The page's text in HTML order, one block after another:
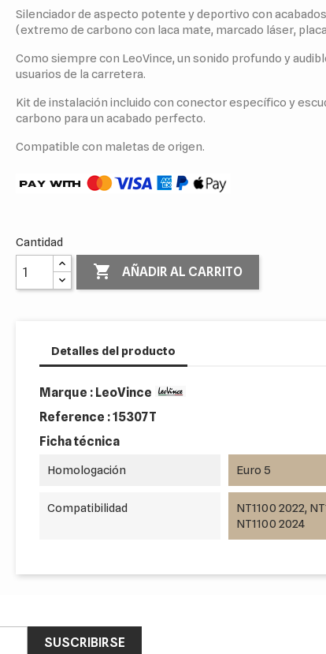
Silenciador de aspecto potente y deportivo con
(extremo de carbono con laca mate, marcado láser,
Como siempre con LeoVince, un sonido profundo y
usuarios de la carretera.
Kit de instalación incluido con conector específico y
carbono para un acabado perfecto.
Compatible con maletas de origen.
Cantidad
 AÑADIR AL CARRITO
Detalles del producto
Marque : LeoVince
Reference :15307T
Ficha técnica
Homologación Euro 5
Compatibilidad
NT1100 2022,
NT1100 2024